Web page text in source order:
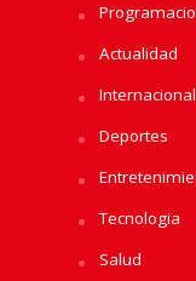
Actualidad
Deportes
Tecnologia
Salud